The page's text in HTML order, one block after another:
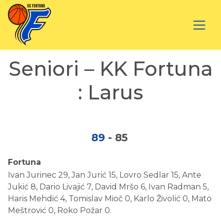
Seniori – KK Fortuna
: Larus
89 - 85
Fortuna
Ivan Jurinec 29, Jan Jurić 15, Lovro Sedlar 15, Ante
Jukić 8, Dario Livajić 7, David Mršo 6, Ivan Radman 5,
Haris Mehdić 4, Tomislav Mioč 0, Karlo Živolić 0, Mato
Meštrović 0, Roko Požar 0.